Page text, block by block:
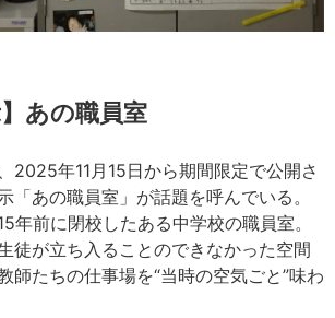
】あの職員室
2025年11月15日から期間限定で公開さ
「あの職員室」が話題を呼んでいる。
年前に閉校したある中学校の職員室。
徒が立ち入ることのできなかった空間
師たちの仕事場を“当時の空気ごと”味わ